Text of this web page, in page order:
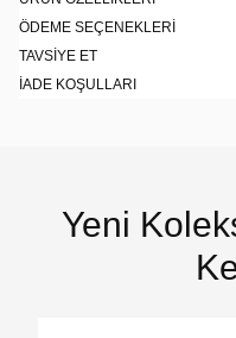
ÖDEME SEÇENEKLERI
TAVSIYE ET
İADE KOŞULLARI
Yeni